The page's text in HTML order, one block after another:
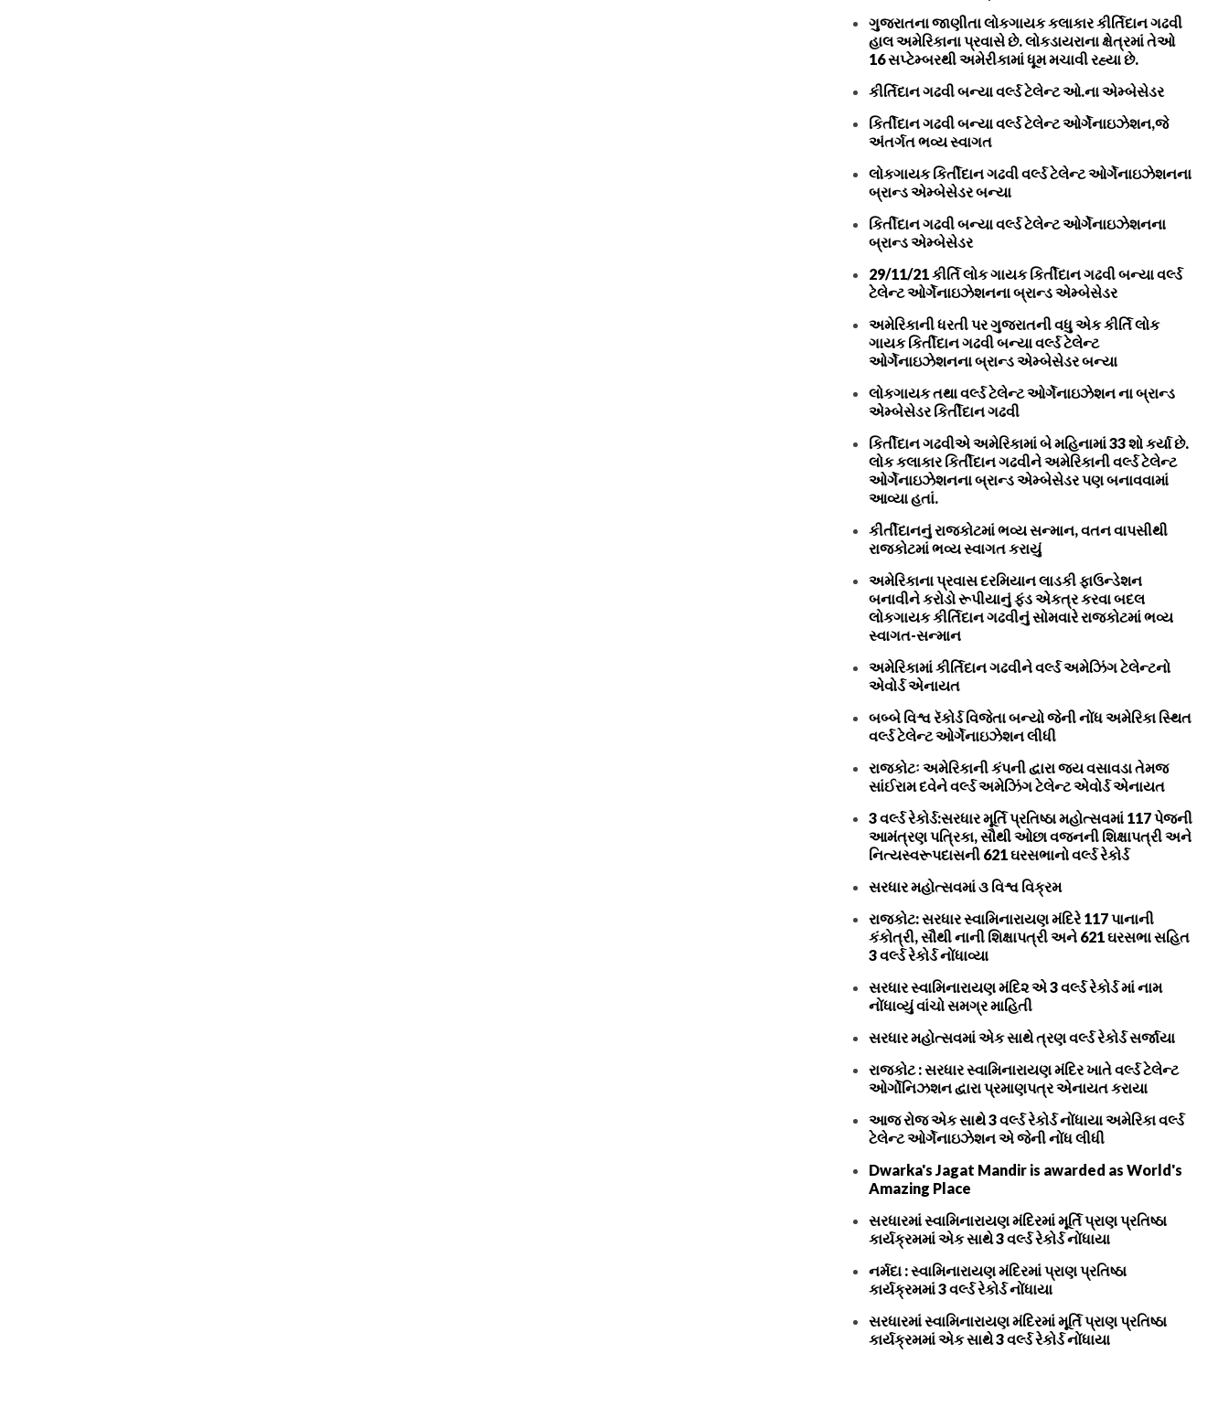
ગુજરાતના જાણીતા લોકગાયક કલાકાર કીર્તિદાન ગઢવી
હાલ અમેરિકાના પ્રવાસે છે. લોકડાયરાના ક્ષેત્રમાં તેઓ
16 સપ્ટેમ્બરથી અમેરીકામાં ધૂમ મચાવી રહ્યા છે.
કીર્તિદાન ગઢવી બન્યા વર્લ્ડ ટેલેન્ટ ઓ.ના એમ્બેસેડર
કિર્તીદાન ગઢવી બન્યા વર્લ્ડ ટેલેન્ટ ઓર્ગેનાઇઝેશન,જે
અંતર્ગત ભવ્ય સ્વાગત
લોકગાયક કિર્તીદાન ગઢવી વર્લ્ડ ટેલેન્ટ ઓર્ગેનાઇઝેશનના
બ્રાન્ડ એમ્બેસેડર બન્યા
કિર્તીદાન ગઢવી બન્યા વર્લ્ડ ટેલેન્ટ ઓર્ગેનાઇઝેશનના
બ્રાન્ડ એમ્બેસેડર
29/11/21 કીર્તિ લોક ગાયક કિર્તીદાન ગઢવી બન્યા વર્લ્ડ
ટેલેન્ટ ઓર્ગેનાઇઝેશનના બ્રાન્ડ એમ્બેસેડર
અમેરિકાની ધરતી પર ગુજરાતની વધુ એક કીર્તિ લોક
ગાયક કિર્તીદાન ગઢવી બન્યા વર્લ્ડ ટેલેન્ટ
ઓર્ગેનાઇઝેશનના બ્રાન્ડ એમ્બેસેડર બન્યા
લોકગાયક તથા વર્લ્ડ ટેલેન્ટ ઓર્ગેનાઇઝેશન ના બ્રાન્ડ
એમ્બેસેડર કિર્તીદાન ગઢવી
કિર્તીદાન ગઢવીએ અમેરિકામાં બે મહિનામાં 33 શો કર્યા છે.
લોક કલાકાર કિર્તીદાન ગઢવીને અમેરિકાની વર્લ્ડ ટેલેન્ટ
ઓર્ગેનાઇઝેશનના બ્રાન્ડ એમ્બેસેડર પણ બનાવવામાં
આવ્યા હતાં.
કીર્તીદાનનું રાજકોટમાં ભવ્ય સન્માન, વતન વાપસીથી
રાજકોટમાં ભવ્ય સ્વાગત કરાયું
અમેરિકાના પ્રવાસ દરમિયાન લાડકી ફાઉન્ડેશન
બનાવીને કરોડો રૂપીયાનું ફંડ એકત્ર કરવા બદલ
લોકગાયક કીર્તિદાન ગઢવીનું સોમવારે રાજકોટમાં ભવ્ય
સ્વાગત-સન્માન
અમેરિકામાં કીર્તિદાન ગઢવીને વર્લ્ડ અમેઝિંગ ટેલેન્ટનો
એવોર્ડ એનાયત
બબ્બે વિશ્વ રૅકોર્ડ વિજેતા બન્યો જેની નોંધ અમેરિકા સ્થિત
વર્લ્ડ ટેલેન્ટ ઓર્ગેનાઇઝેશન લીધી
રાજકોટઃ અમેરિકાની કંપની દ્વારા જય વસાવડા તેમજ
સાંઈરામ દવેને વર્લ્ડ અમેઝિંગ ટેલેન્ટ એવોર્ડ એનાયત
3 વર્લ્ડ રેકોર્ડ:સરધાર મૂર્તિ પ્રતિષ્ઠા મહોત્સવમાં 117 પેજની
આમંત્રણ પત્રિકા, સૌથી ઓછા વજનની શિક્ષાપત્રી અને
નિત્યસ્વરૂપદાસની 621 ઘરસભાનો વર્લ્ડ રેકોર્ડ
સરધાર મહોત્સવમાં ૩ વિશ્વ વિક્રમ
રાજકોટ: સરધાર સ્વામિનારાયણ મંદિરે 117 પાનાની
કંકોત્રી, સૌથી નાની શિક્ષાપત્રી અને 621 ઘરસભા સહિત
3 વર્લ્ડ રેકોર્ડ નોંધાવ્યા
સરધાર સ્વામિનારાયણ મંદિ૨ એ 3 વર્લ્ડ રેકોર્ડ માં નામ
નોંધાવ્યું વાંચો સમગ્ર માહિતી
સરધાર મહોત્સવમાં એક સાથે ત્રણ વર્લ્ડ રેકોર્ડ સર્જાયા
રાજકોટ : સરધાર સ્વામિનારાયણ મંદિર ખાતે વર્લ્ડ ટેલેન્ટ
ઓર્ગોનિઝશન દ્વારા પ્રમાણપત્ર એનાયત કરાયા
આજ રોજ એક સાથે 3 વર્લ્ડ રેકોર્ડ નોંધાયા અમેરિકા વર્લ્ડ
ટેલેન્ટ ઓર્ગેનાઇઝેશન એ જેની નોંધ લીધી
Dwarka's Jagat Mandir is awarded as World's
Amazing Place
સરધારમાં સ્વામિનારાયણ મંદિરમાં મૂર્તિ પ્રાણ પ્રતિષ્ઠા
કાર્યક્રમમાં એક સાથે 3 વર્લ્ડ રેકોર્ડ નોંધાયા
નર્મદા : સ્વામિનારાયણ મંદિરમાં પ્રાણ પ્રતિષ્ઠા
કાર્યક્રમમાં 3 વર્લ્ડ રેકોર્ડ નોંધાયા
સરધારમાં સ્વામિનારાયણ મંદિરમાં મૂર્તિ પ્રાણ પ્રતિષ્ઠા
કાર્યક્રમમાં એક સાથે 3 વર્લ્ડ રેકોર્ડ નોંધાયા